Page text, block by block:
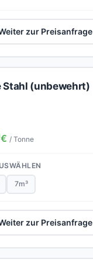
zur Preisanfrage
Stahl (unbewehrt)
€ / Tonne
7m³
zur Preisanfrage